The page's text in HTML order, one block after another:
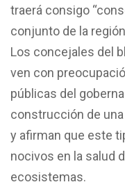
traerá consigo
conjunto de la
Los concejales del
ven con
públicas del
construcción de
y afirman que este
nocivos en la salud
ecosistemas.